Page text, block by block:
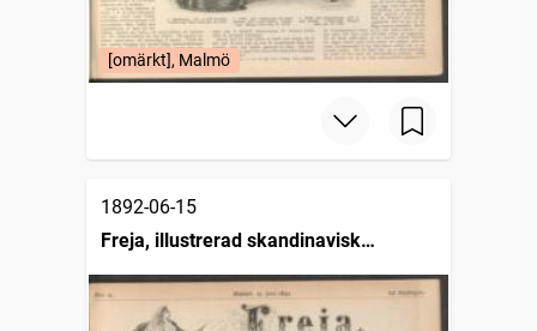
[omärkt], Malmö
1892-06-15
Freja, illustrerad skandinavisk
modetidning